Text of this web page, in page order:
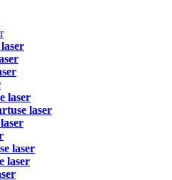
laser
laser
laser
laser